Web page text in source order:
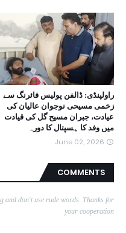
راولپنڈی: ڈالفن پولیس فائرنگ سے
زخمی مسیحی نوجوان عالیان کی
عیادت، جبران مسیح گل کی قیادت
میں وفد کا ہسپتال کا دورہ
June 02, 2026
COMMENTS
and don't use rude words. Thanks for
your cooperation